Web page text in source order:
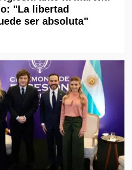
"La libertad
ser absoluta"